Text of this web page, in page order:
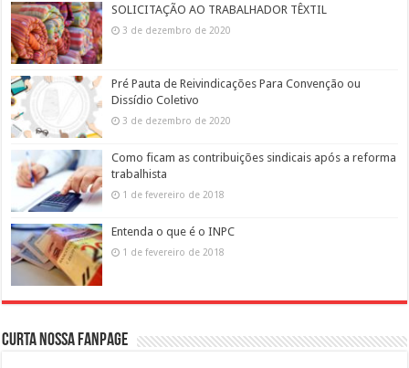
SOLICITAÇÃO AO TRABALHADOR TÊXTIL
3 de dezembro de 2020
Pré Pauta de Reivindicações Para Convenção ou
Dissídio Coletivo
3 de dezembro de 2020
Como ficam as contribuições sindicais após a reforma
trabalhista
1 de fevereiro de 2018
Entenda o que é o INPC
1 de fevereiro de 2018
Curta nossa fanpage